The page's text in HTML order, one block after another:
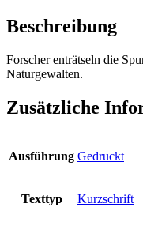
Beschreibung
Forscher enträtseln die
Naturgewalten.
Zusätzliche
Ausführung Gedruckt
Texttyp Kurzschrift